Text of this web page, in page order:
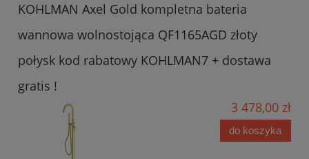
KOHLMAN Axel Gold kompletna bateria
wannowa wolnostojąca QF1165AGD złoty
połysk kod rabatowy KOHLMAN7 + dostawa
gratis !
3 478,00 zł
do koszyka